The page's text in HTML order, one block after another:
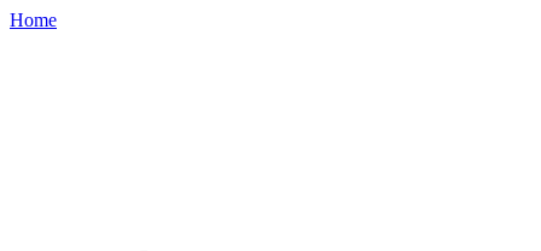
Home